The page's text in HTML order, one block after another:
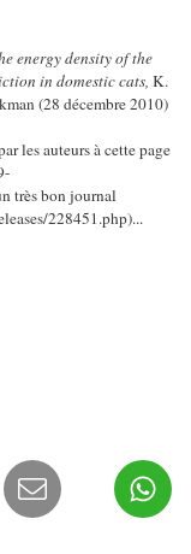
energy density of the
in domestic cats, K.
(28 décembre 2010)
les auteurs à cette page
très bon journal
228451.php)...